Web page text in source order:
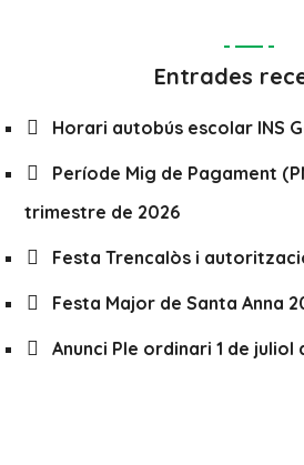
Entrades
Horari autobús escolar INS
Període Mig de Pagament
trimestre de 2026
Festa Trencalòs i
Festa Major de Santa Anna
Anunci Ple ordinari 1 de juliol